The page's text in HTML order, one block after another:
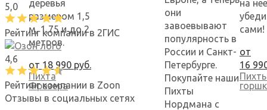
деревья
размером 1,5
м, 1,75 и до 2
метров.
от 18 990 руб.
Пихта
Фразера
они
завоевывают
популярность в
России и Санкт-
Петербурге.
Покупайте наши
Пихты
Нордмана с
на
сами!
от
16
5,0
Рейтинг компании в 2ГИС
4,6
Рейтинг компании в Zoon
Отзывы в социальных сетях